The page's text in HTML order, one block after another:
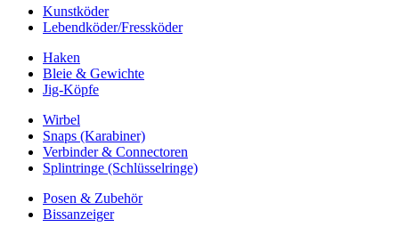
Kunstköder
Lebendköder/Fressköder
Haken
Bleie & Gewichte
Jig-Köpfe
Wirbel
Snaps (Karabiner)
Verbinder & Connectoren
Splintringe (Schlüsselringe)
Posen & Zubehör
Bissanzeiger